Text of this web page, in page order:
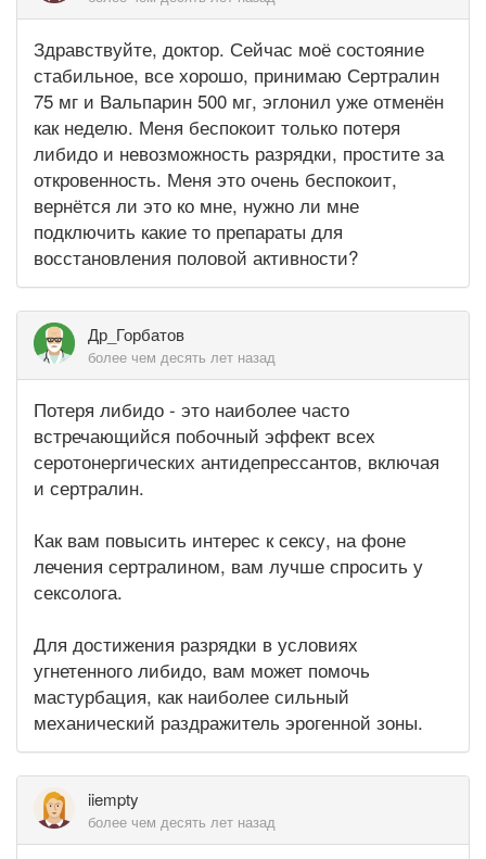
Здравствуйте, доктор. Сейчас моё состояние
стабильное, все хорошо, принимаю Сертралин
75 мг и Вальпарин 500 мг, эглонил уже отменён
как неделю. Меня беспокоит только потеря
либидо и невозможность разрядки, простите за
откровенность. Меня это очень беспокоит,
вернётся ли это ко мне, нужно ли мне
подключить какие то препараты для
восстановления половой активности?
Др_Горбатов
более чем десять лет назад
Потеря либидо - это наиболее часто
встречающийся побочный эффект всех
серотонергических антидепрессантов, включая
и сертралин.
Как вам повысить интерес к сексу, на фоне
лечения сертралином, вам лучше спросить у
сексолога.
Для достижения разрядки в условиях
угнетенного либидо, вам может помочь
мастурбация, как наиболее сильный
механический раздражитель эрогенной зоны.
iiempty
более чем десять лет назад